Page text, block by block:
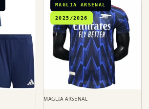
MAGLIA ARSENAL
2025/2026
MAGLIA ARSENAL